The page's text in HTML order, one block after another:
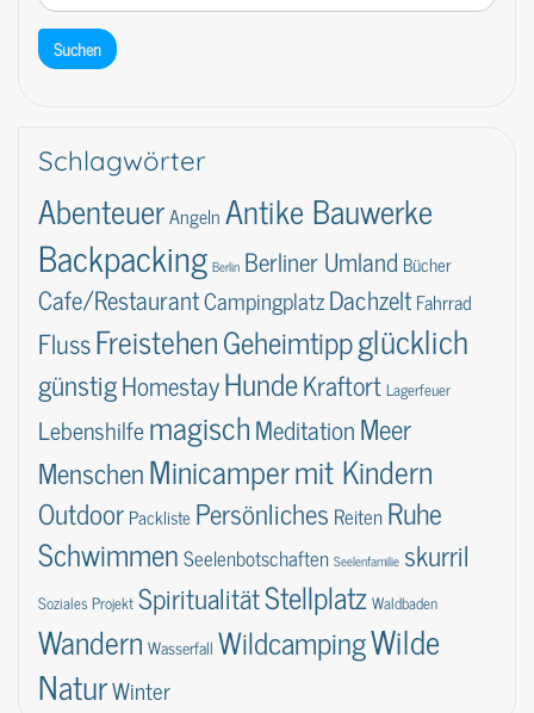
Schlagwörter
AbenteuerAngelnAntike Bauwerke
Backpacking Berlin Berliner Umland Bücher
Cafe/RestaurantCampingplatzDachzeltFahrrad
FlussFreistehenGeheimtippglücklich
günstigHomestayHundeKraftortLagerfeuer
LebenshilfemagischMeditationMeer
MenschenMinicampermit Kindern
Outdoor Packliste Persönliches ReitenRuhe
SchwimmenSeelenbotschaften Seelenfamilie skurril
Soziales ProjektSpiritualitätStellplatzWaldbaden
Wandern Wasserfall WildcampingWilde
NaturWinter